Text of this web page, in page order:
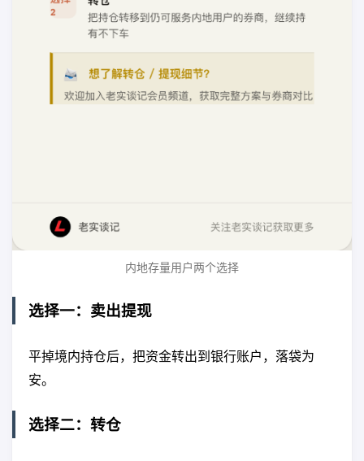
内地存量用户两个选择
选择一：卖出提现
平掉境内持仓后，把资金转出到银行账户，落袋为
安。
选择二：转仓